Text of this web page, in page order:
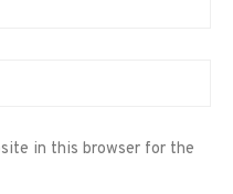
in this browser for the